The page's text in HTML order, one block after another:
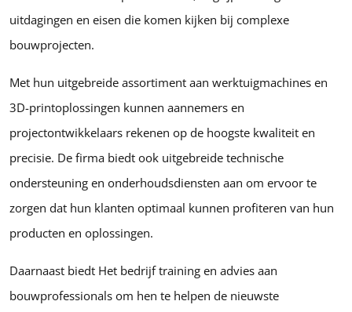
uitdagingen en eisen die komen kijken bij complexe
bouwprojecten.
Met hun uitgebreide assortiment aan werktuigmachines en
3D-printoplossingen kunnen aannemers en
projectontwikkelaars rekenen op de hoogste kwaliteit en
precisie. De firma biedt ook uitgebreide technische
ondersteuning en onderhoudsdiensten aan om ervoor te
zorgen dat hun klanten optimaal kunnen profiteren van hun
producten en oplossingen.
Daarnaast biedt Het bedrijf training en advies aan
bouwprofessionals om hen te helpen de nieuwste